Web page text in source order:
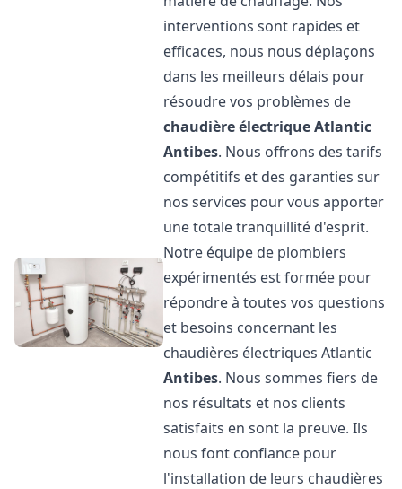
interventions sont rapides et
efficaces, nous nous déplaçons
dans les meilleurs délais pour
résoudre vos problèmes de
chaudière électrique Atlantic
Antibes. Nous offrons des tarifs
compétitifs et des garanties sur
nos services pour vous apporter
une totale tranquillité d'esprit.
Notre équipe de plombiers
expérimentés est formée pour
répondre à toutes vos questions
et besoins concernant les
chaudières électriques Atlantic
Antibes. Nous sommes fiers de
nos résultats et nos clients
satisfaits en sont la preuve. Ils
nous font confiance pour
l'installation de leurs chaudières